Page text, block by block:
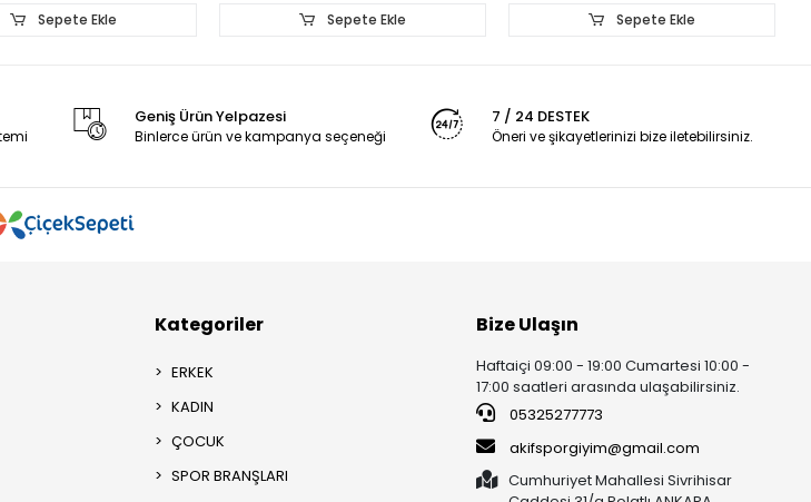
Sepete Ekle Sepete Ekle Sepete Ekle
Geniş Ürün Yelpazesi
Binlerce ürün ve kampanya seçeneği
7 / 24 DESTEK
Öneri ve şikayetlerinizi bize iletebilirsiniz.
Kategoriler
ERKEK
KADIN
ÇOCUK
SPOR BRANŞLARI
Bize Ulaşın
Haftaiçi 09:00 - 19:00 Cumartesi 10:00 -
17:00 saatleri arasında ulaşabilirsiniz.
05325277773
akifsporgiyim@gmail.com
Cumhuriyet Mahallesi Sivrihisar